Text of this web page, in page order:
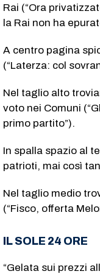
Rai (“Ora
la Rai non ha
A centro pagina
(“Laterza: col
Nel taglio alto
voto nei Comuni
primo partito”).
In spalla spazio al
patrioti, mai così
Nel taglio medio
(“Fisco, offerta
IL SOLE 24 ORE
“Gelata sui prezzi